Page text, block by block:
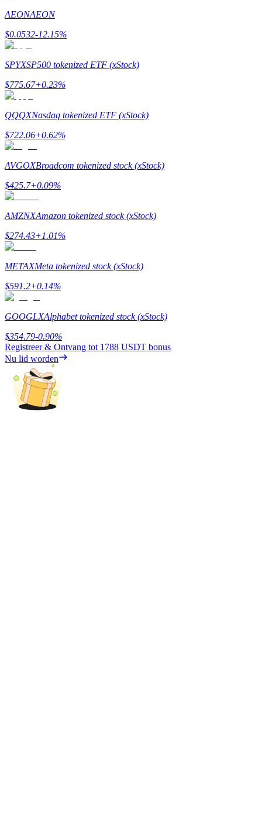
Tot 65% commissies!
Doorverwijzing
Nodig een vriend uit om contante beloningen te ontvangen
BTC Welcome Rewards
AEONAEON
$0.0532-12.15%
SPYXSP500 tokenized ETF (xStock)
$775.67+0.23%
QQQXNasdaq tokenized ETF (xStock)
$722.06+0.62%
AVGOXBroadcom tokenized stock (xStock)
$425.7+0.09%
AMZNXAmazon tokenized stock (xStock)
$274.43+1.01%
METAXMeta tokenized stock (xStock)
$591.2+0.14%
GOOGLXAlphabet tokenized stock (xStock)
$354.79-0.90%
Registreer & Ontvang tot 1788 USDT bonus
Nu lid worden